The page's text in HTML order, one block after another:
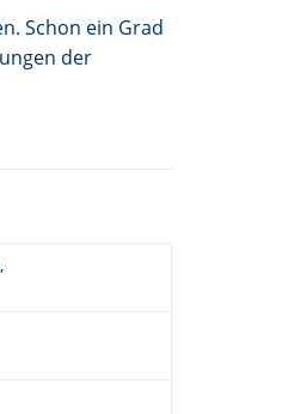
Schon ein Grad
der